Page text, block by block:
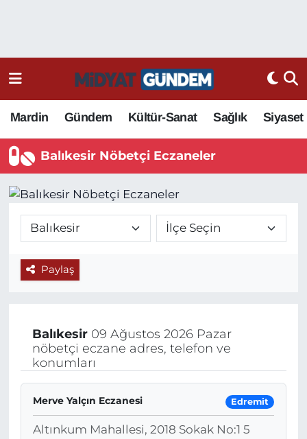
Mardin Gündem Kültür-Sanat Sağlık Siyaset
Balıkesir Nöbetçi Eczaneler
Paylaş
Balıkesir09 Ağustos 2026 Pazar
nöbetçi eczane adres, telefon ve
konumları
Merve Yalçın Eczanesi Edremit
Altınkum Mahallesi, 2018 Sokak No:1 5